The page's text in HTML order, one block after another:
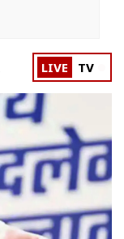
LIVE TV